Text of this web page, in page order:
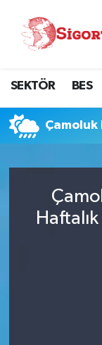
SEKTÖR BES
Çamoluk
Nöbetçi
Hava
Namaz
Süper Lig
Son